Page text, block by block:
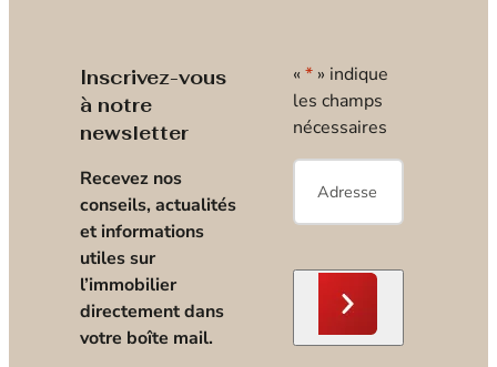
Inscrivez-vous
à notre
newsletter
Recevez nos
conseils, actualités
et informations
utiles sur
l’immobilier
directement dans
votre boîte mail.
« * » indique
les champs
nécessaires
E-
mail*